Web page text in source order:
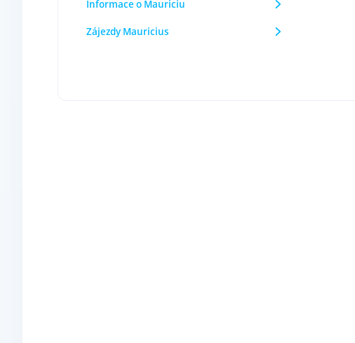
Informace o Mauriciu
Zájezdy Mauricius